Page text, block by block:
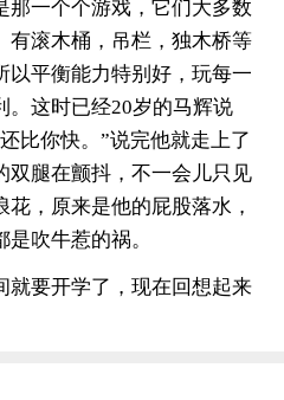
那一个个游戏，它们大多数
有滚木桶，吊栏，独木桥等
以平衡能力特别好，玩每一
。这时已经20岁的马辉说
比你快。”说完他就走上了
双腿在颤抖，不一会儿只见
，原来是他的屁股落水，
吹牛惹的祸。
就要开学了，现在回想起来